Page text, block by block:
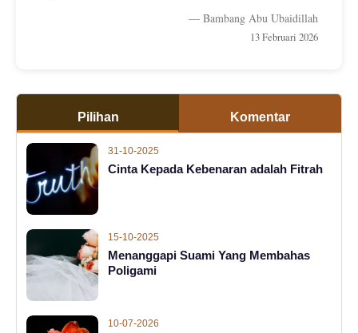
— Bambang Abu Ubaidillah
13 Februari 2026
Pilihan Komentar
31-10-2025
Cinta Kepada Kebenaran adalah Fitrah
15-10-2025
Menanggapi Suami Yang Membahas
Poligami
10-07-2026